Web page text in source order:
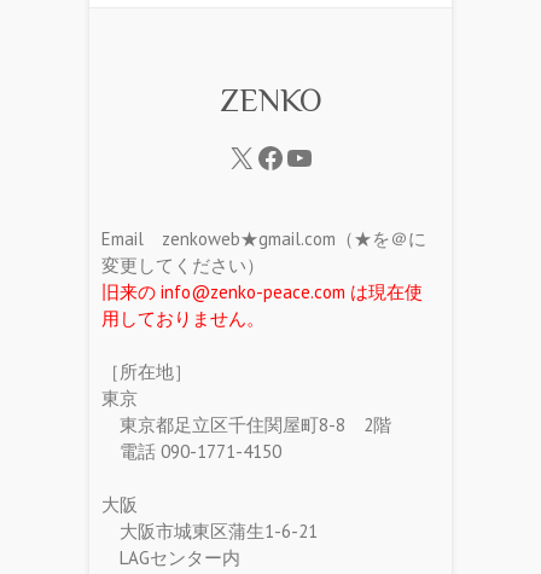
ZENKO
Email zenkoweb★gmail.com（★を＠に
変更してください）
旧来の info@zenko-peace.com は現在使
用しておりません。
［所在地］
東京
東京都足立区千住関屋町8-8 2階
電話 090-1771-4150
大阪
大阪市城東区蒲生1-6-21
LAGセンター内